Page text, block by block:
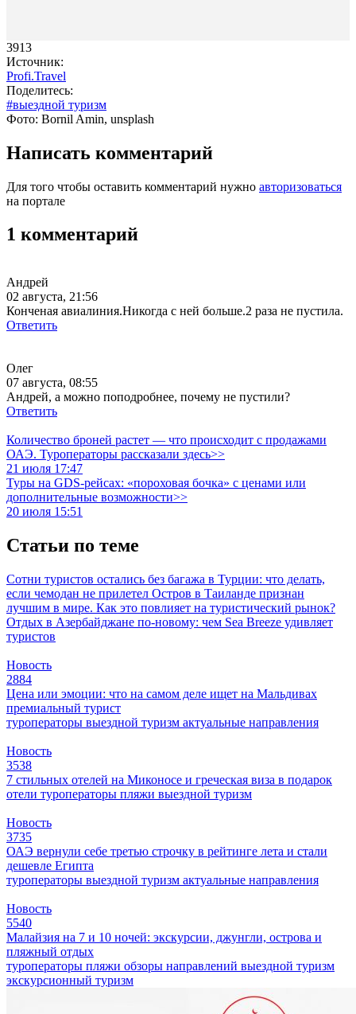
3913
Источник:
Profi.Travel
Поделитесь:
#выездной туризм
Фото: Bornil Amin, unsplash
Написать комментарий
Для того чтобы оставить комментарий нужно авторизоваться
на портале
1 комментарий
Андрей
02 августа, 21:56
Конченая авиалиния.Никогда с ней больше.2 раза не пустила.
Ответить
Олег
07 августа, 08:55
Андрей, а можно поподробнее, почему не пустили?
Ответить
Количество броней растет — что происходит с продажами
ОАЭ. Туроператоры рассказали здесь>>
21 июля 17:47
Туры на GDS-рейсах: «пороховая бочка» с ценами или
дополнительные возможности>>
20 июля 15:51
Статьи по теме
Сотни туристов остались без багажа в Турции: что делать,
если чемодан не прилетел Остров в Таиланде признан
лучшим в мире. Как это повлияет на туристический рынок?
Отдых в Азербайджане по-новому: чем Sea Breeze удивляет
туристов
Новость
2884
Цена или эмоции: что на самом деле ищет на Мальдивах
премиальный турист
туроператоры выездной туризм актуальные направления
Новость
3538
7 стильных отелей на Миконосе и греческая виза в подарок
отели туроператоры пляжи выездной туризм
Новость
3735
ОАЭ вернули себе третью строчку в рейтинге лета и стали
дешевле Египта
туроператоры выездной туризм актуальные направления
Новость
5540
Малайзия на 7 и 10 ночей: экскурсии, джунгли, острова и
пляжный отдых
туроператоры пляжи обзоры направлений выездной туризм
экскурсионный туризм